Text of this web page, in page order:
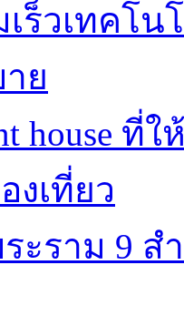
ร็วเทคโน
ย
house
งเที่ยว
ะราม 9 ส